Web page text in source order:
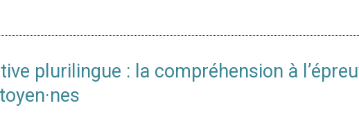
plurilingue : la compréhension à